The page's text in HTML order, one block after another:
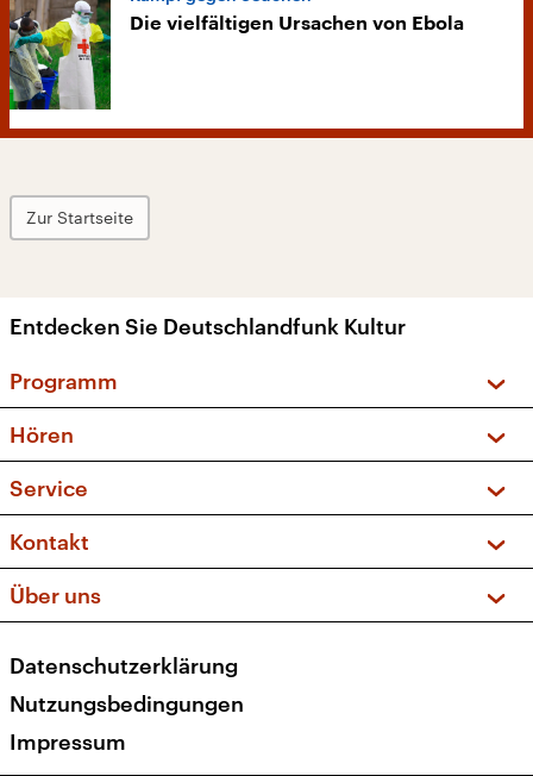
Die vielfältigen Ursachen von Ebola
Zur Startseite
Entdecken Sie Deutschlandfunk Kultur
Programm
Sendungen und Podcasts
Musikliste
Kakadu – Das Kinderprogramm
Hören
Frequenzen (UKW + DAB+)
Service
FAQ
Apps
Newsletter
Veranstaltungen
Kontakt
Social Media
Über uns
Presse
Karriere
Transparenz
Datenschutzerklärung
Nutzungsbedingungen
Impressum